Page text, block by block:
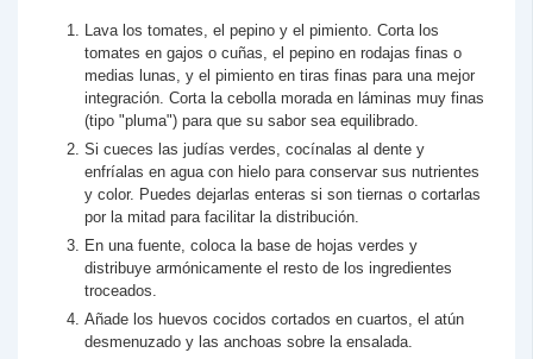
Lava los tomates, el pepino y el pimiento. Corta los
tomates en gajos o cuñas, el pepino en rodajas finas o
medias lunas, y el pimiento en tiras finas para una mejor
integración. Corta la cebolla morada en láminas muy finas
(tipo "pluma") para que su sabor sea equilibrado.
Si cueces las judías verdes, cocínalas al dente y
enfríalas en agua con hielo para conservar sus nutrientes
y color. Puedes dejarlas enteras si son tiernas o cortarlas
por la mitad para facilitar la distribución.
En una fuente, coloca la base de hojas verdes y
distribuye armónicamente el resto de los ingredientes
troceados.
Añade los huevos cocidos cortados en cuartos, el atún
desmenuzado y las anchoas sobre la ensalada.